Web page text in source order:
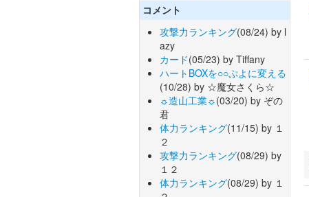
コメント
攻撃力ランキング(08/24) by l
azy
カード(05/23) by Tiffany
ハートBOXを○○ぷよに変える
(10/28) by ☆魔女さくら☆
☼造山工業☼(03/20) by ぞの
君
体力ランキング(11/15) by １
２
攻撃力ランキング(08/29) by
１２
体力ランキング(08/29) by １